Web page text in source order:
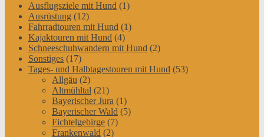
Ausflugsziele mit Hund (1)
Ausrüstung (12)
Fahrradtouren mit Hund (1)
Kajaktouren mit Hund (4)
Schneeschuhwandern mit Hund (2)
Sonstiges (17)
Tages- und Halbtagestouren mit Hund (53)
Allgäu (2)
Altmühltal (21)
Bayerischer Jura (1)
Bayerischer Wald (5)
Fichtelgebirge (7)
Frankenwald (2)